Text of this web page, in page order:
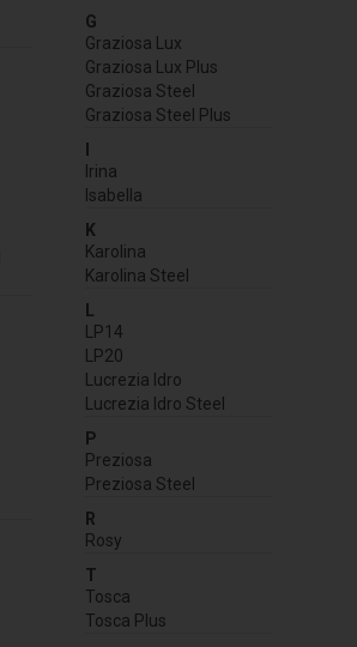
G
Graziosa Lux
Graziosa Lux Plus
Graziosa Steel
Graziosa Steel Plus
Irina
Isabella
K
Karolina
Karolina Steel
L
LP14
LP20
Lucrezia Idro
Lucrezia Idro Steel
P
Preziosa
Preziosa Steel
R
Rosy
T
Tosca
Tosca Plus